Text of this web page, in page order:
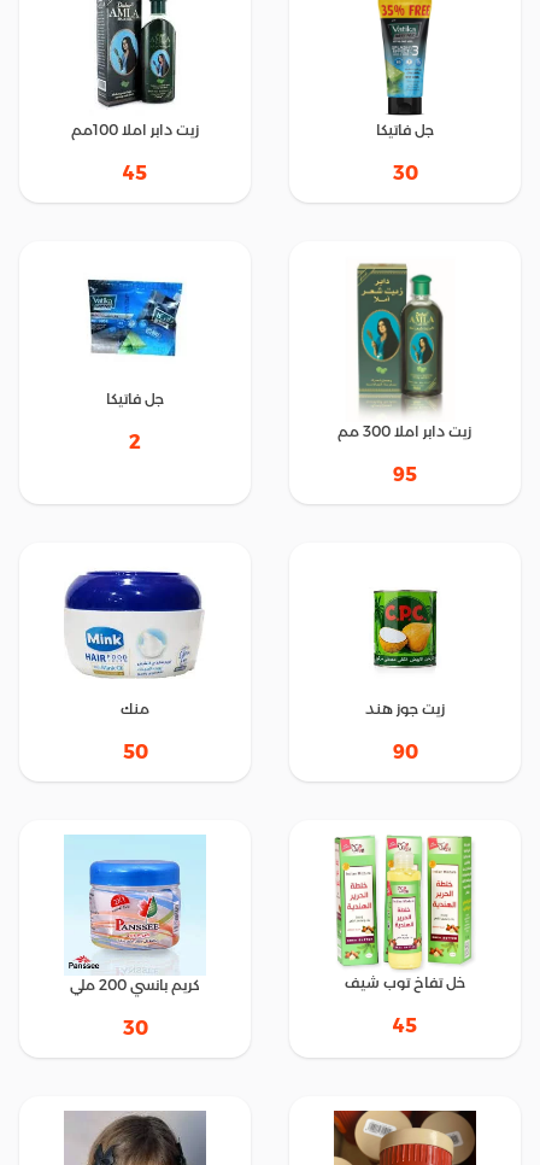
جل فاتيكا
30
زيت دابر املا 100مم
45
زيت دابر املا 300 مم
95
جل فاتيكا
2
زيت جوز هند
90
منك
50
خل تفاخ توب شيف
45
كريم بانسي 200 ملي
30